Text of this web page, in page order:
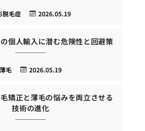
2026.05.19
脱毛症
個人輸入に潜む危険性と回避策
2026.05.19
薄毛
矯正と薄毛の悩みを両立させる
技術の進化